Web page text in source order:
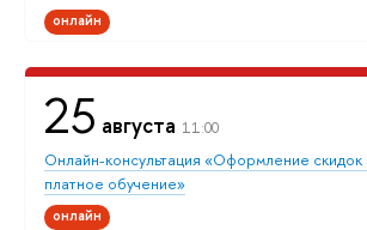
онлайн
25 августа 11:00
Онлайн-консультация «Оформление скидок
платное обучение»
онлайн